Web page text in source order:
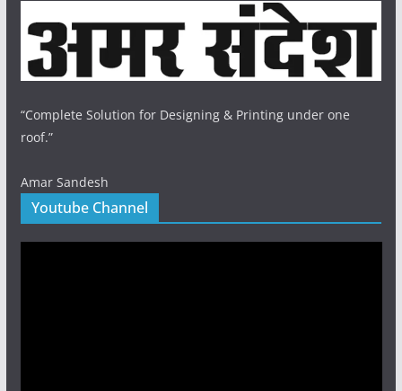
“Complete Solution for Designing & Printing under one
roof.”
Amar Sandesh
Youtube Channel